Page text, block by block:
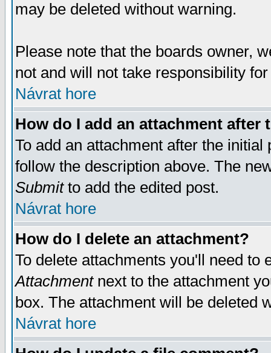
may be deleted without warning.
Please note that the boards owner,
not and will not take responsibility
Návrat hore
How do I add an attachment after
To add an attachment after the
follow the description above. The
Submitto add the edited post.
Návrat hore
How do I delete an attachment?
To delete attachments you'll need
Attachmentnext to the attachment
box. The attachment will be deleted
Návrat hore